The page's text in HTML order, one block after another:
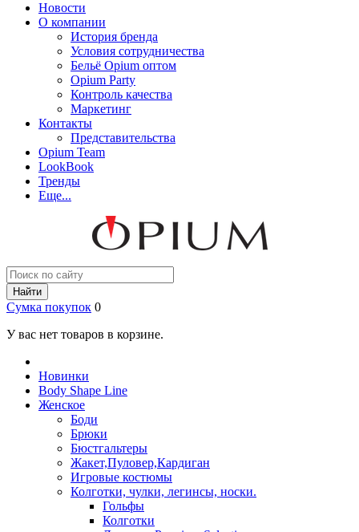
Новости
О компании
История бренда
Условия сотрудничества
Бельё Opium оптом
Opium Party
Контроль качества
Маркетинг
Контакты
Представительства
Opium Team
LookBook
Тренды
Еще...
Найти
Сумка покупок 0
У вас нет товаров в корзине.
Новинки
Body Shape Line
Женское
Боди
Брюки
Бюстгальтеры
Жакет,Пуловер,Кардиган
Игровые костюмы
Колготки, чулки, легинсы, носки.
Гольфы
Колготки